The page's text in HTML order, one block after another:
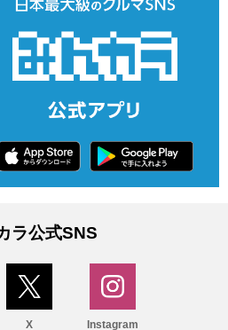
ラ公式SNS
X Instagram